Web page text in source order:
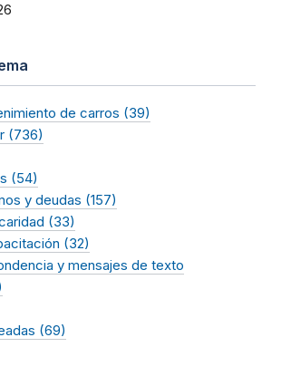
de carros (39)
(736)
(54)
y deudas (157)
(33)
(32)
y mensajes de texto
(69)